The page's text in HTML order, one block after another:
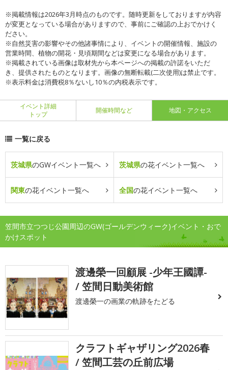
※掲載情報は2026年3月時点のものです。随時更新をしておりますが内容
が変更となっている場合がありますので、事前にご確認の上おでかけく
ださい。
※自然災害の影響やその他諸事情により、イベントの開催情報、施設の
営業時間、植物の開花・見頃期間などは変更になる場合があります。
※掲載されている画像は取材先から本ページへの掲載の許諾をいただ
き、提供されたものとなります。画像の無断転載(二次使用)は禁止です。
※表示料金は消費税8％ないし10％の内税表示です。
イベント詳細
トップ
開催時間など 地図・アクセス
一覧に戻る
茨城県のGWイベント一覧へ 茨城県の花イベント一覧へ
関東の花イベント一覧へ 全国の花イベント一覧へ
笠間市立つつじ公園周辺のGW(ゴールデンウィーク)イベント・おで
かけスポット
渡邊榮一回顧展 -少年王國譚-
/ 笠間日動美術館
渡邊榮一の画業の軌跡をたどる
クラフトギャザリング2026春
/ 笠間工芸の丘前広場